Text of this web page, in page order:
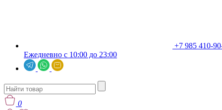
+7 985 410-
Ежедневно с 10:00 до 23:00
0